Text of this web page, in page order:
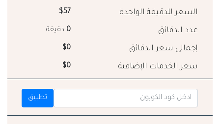
السعر للدقيقة الواحدة $57
عدد الدقائق 0 دقيقة
إجمالي سعر الدقائق $0
سعر الخدمات الإضافية $0
تطبيق